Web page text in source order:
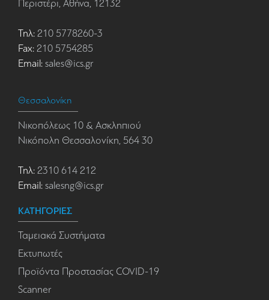
Περιστέρι, Αθήνα, 12132
Τηλ: 210 5778260-3
Fax: 210 5754285
Email: sales@ics.gr
Θεσσαλονίκη
Νικοπόλεως 10 & Ασκληπιού
Νικόπολη Θεσσαλονίκη, 564 30
Τηλ: 2310 614 212
Email: salesng@ics.gr
ΚΑΤΗΓΟΡΙΕΣ
Ταμειακά Συστήματα
Εκτυπωτές
Προϊόντα Προστασίας COVID-19
Scanner